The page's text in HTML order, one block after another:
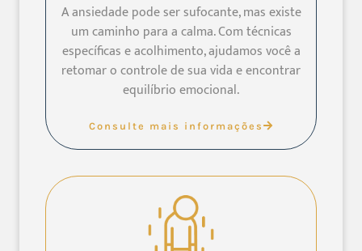
A ansiedade pode ser sufocante, mas existe
um caminho para a calma. Com técnicas
específicas e acolhimento, ajudamos você a
retomar o controle de sua vida e encontrar
equilíbrio emocional.
Consulte mais informações